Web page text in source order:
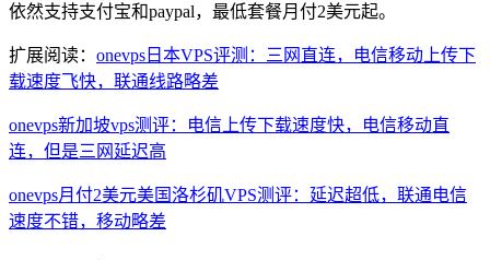
依然支持支付宝和paypal，最低套餐月付2美元起。
扩展阅读： onevps日本VPS评测：三网直连，电信移动上传下
载速度飞快，联通线路略差
onevps新加坡vps测评：电信上传下载速度快，电信移动直
连，但是三网延迟高
onevps月付2美元美国洛杉矶VPS测评：延迟超低，联通电信
速度不错，移动略差